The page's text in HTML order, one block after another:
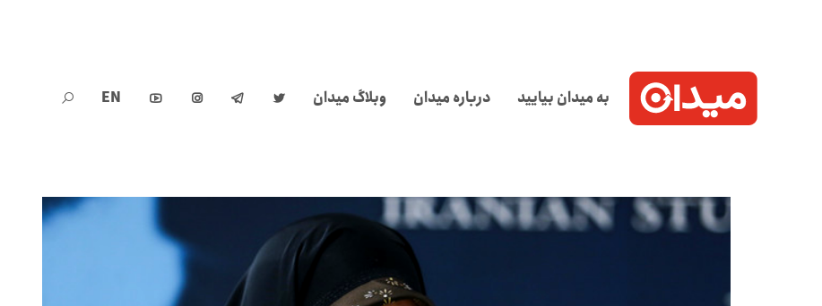
به میدان بیایید درباره میدان وبلاگ میدان 



EN
